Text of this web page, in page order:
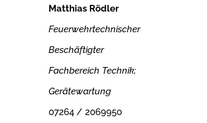
Matthias Rödler
Feuerwehrtechnischer
Beschäftigter
Fachbereich Technik;
Gerätewartung
07264 / 2069950